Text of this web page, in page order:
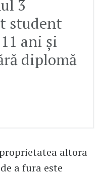
3
student
ani și
diplomă
altora
a fura este